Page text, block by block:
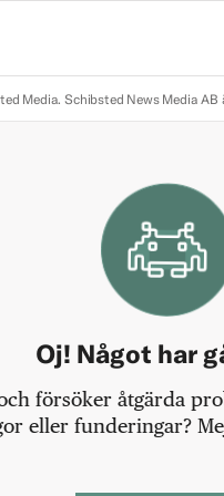
Media. Schibsted News Media
Oj! Något har
försöker åtgärda
eller funderingar?